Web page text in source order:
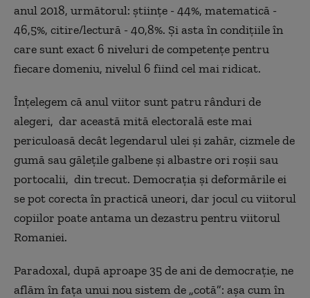
anul 2018, următorul: științe - 44%, matematică -
46,5%, citire/lectură - 40,8%. Și asta în condițiile în
care sunt exact 6 niveluri de competențe pentru
fiecare domeniu, nivelul 6 fiind cel mai ridicat.
Înțelegem că anul viitor sunt patru rânduri de
alegeri, dar această mită electorală este mai
periculoasă decât legendarul ulei și zahăr, cizmele de
gumă sau gălețile galbene și albastre ori roșii sau
portocalii, din trecut. Democrația și deformările ei
se pot corecta în practică uneori, dar jocul cu viitorul
copiilor poate antama un dezastru pentru viitorul
Romaniei.
Paradoxal, după aproape 35 de ani de democrație, ne
aflăm în fața unui nou sistem de „cotă”: așa cum în